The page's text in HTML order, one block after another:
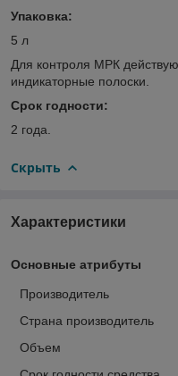
Упаковка:
5 л
Для контроля МРК
индикаторные полоски.
Срок годности:
2 года.
Скрыть
Характеристики
Основные атрибуты
Производитель
Страна производитель
Объем